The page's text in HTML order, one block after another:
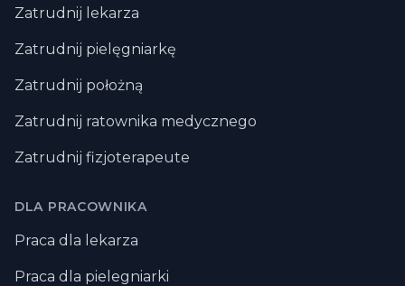
Zatrudnij lekarza
Zatrudnij pielęgniarkę
Zatrudnij położną
Zatrudnij ratownika medycznego
Zatrudnij fizjoterapeute
DLA PRACOWNIKA
Praca dla lekarza
Praca dla pielegniarki